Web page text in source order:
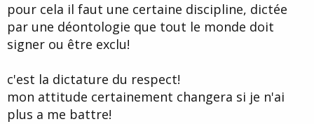
pour cela il faut une certaine discipline, dictée
par une déontologie que tout le monde doit
signer ou être exclu!
c'est la dictature du respect!
mon attitude certainement changera si je n'ai
plus a me battre!